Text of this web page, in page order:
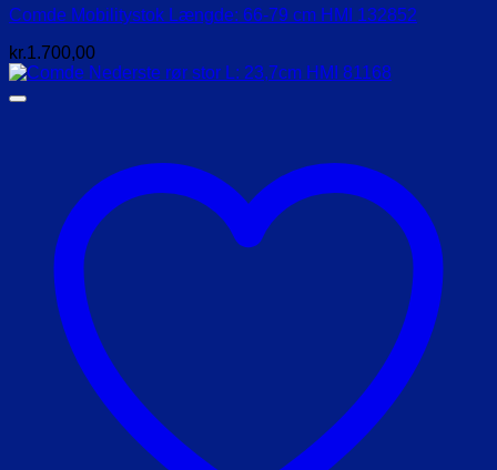
Comde Mobilitystok Længde: 66-79 cm HMI 132852
kr.1.700,00